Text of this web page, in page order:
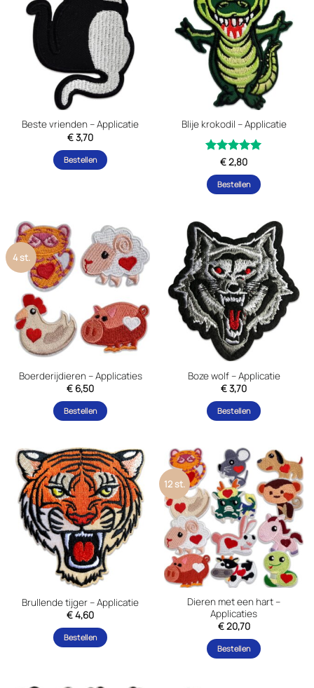
Andere voorbeelden zijn panda’s, nijlpaarden, of
verschillende soorten stoere tijgers.
Beste vrienden – Applicatie
€3,70
Bestellen
Blije krokodil – Applicatie
Gewaardeerd
5uit 5
€2,80
Bestellen
4 st.
Boerderijdieren – Applicaties
€ 6,50
Bestellen
Boze wolf – Applicatie
€3,70
Bestellen
Brullende tijger – Applicatie
€4,60
Bestellen
12 st.
Dieren met een hart –
Applicaties
€20,70
Bestellen